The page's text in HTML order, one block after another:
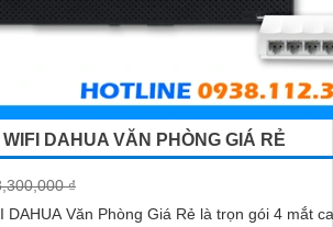
DAHUA VĂN PHÒNG GIÁ RẺ
₫
DAHUA Văn Phòng Giá Rẻ là trọn gói 4 mắt